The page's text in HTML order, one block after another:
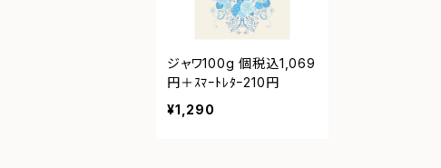
ジャワ100g 個税込1,069
円＋ｽﾏｰﾄﾚﾀｰ210円
¥1,290